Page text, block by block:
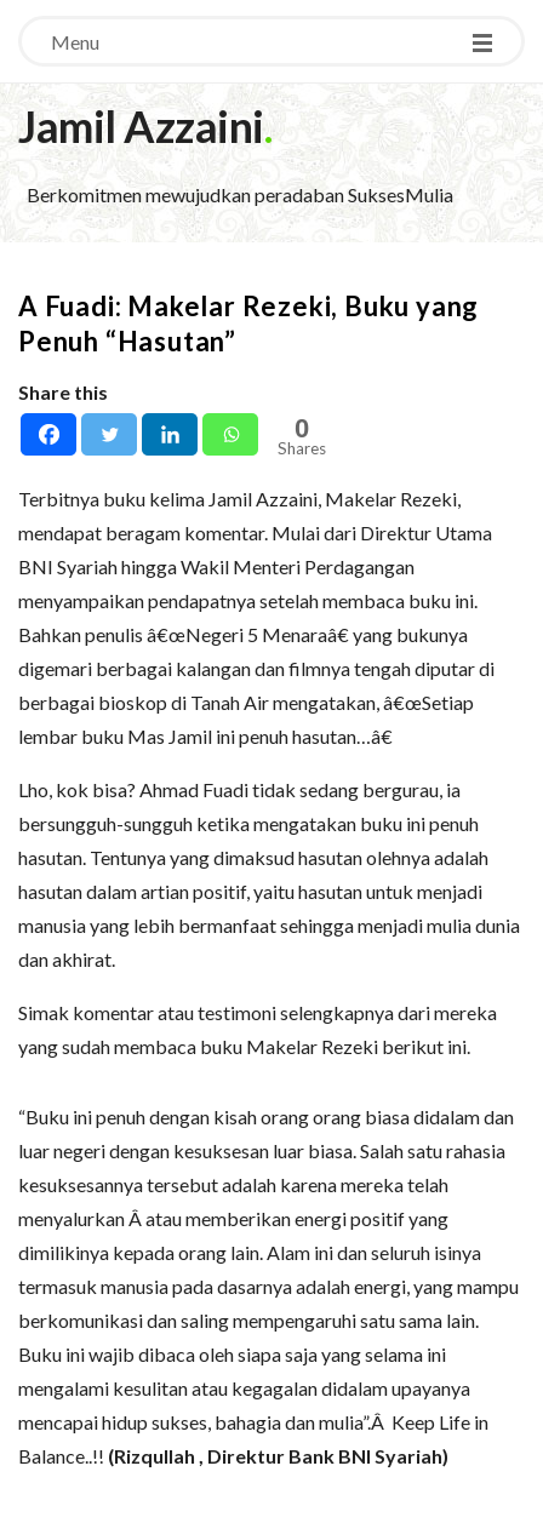
Menu
Jamil Azzaini.
Berkomitmen mewujudkan peradaban SuksesMulia
A Fuadi: Makelar Rezeki, Buku yang
Penuh “Hasutan”
Share this
0
Shares
Terbitnya buku kelima Jamil Azzaini, Makelar Rezeki,
mendapat beragam komentar. Mulai dari Direktur Utama
BNI Syariah hingga Wakil Menteri Perdagangan
menyampaikan pendapatnya setelah membaca buku ini.
Bahkan penulis â€œNegeri 5 Menaraâ€ yang bukunya
digemari berbagai kalangan dan filmnya tengah diputar di
berbagai bioskop di Tanah Air mengatakan, â€œSetiap
lembar buku Mas Jamil ini penuh hasutan…â€
Lho, kok bisa? Ahmad Fuadi tidak sedang bergurau, ia
bersungguh-sungguh ketika mengatakan buku ini penuh
hasutan. Tentunya yang dimaksud hasutan olehnya adalah
hasutan dalam artian positif, yaitu hasutan untuk menjadi
manusia yang lebih bermanfaat sehingga menjadi mulia dunia
dan akhirat.
Simak komentar atau testimoni selengkapnya dari mereka
yang sudah membaca buku Makelar Rezeki berikut ini.
“Buku ini penuh dengan kisah orang orang biasa didalam dan
luar negeri dengan kesuksesan luar biasa. Salah satu rahasia
kesuksesannya tersebut adalah karena mereka telah
menyalurkan Â atau memberikan energi positif yang
dimilikinya kepada orang lain. Alam ini dan seluruh isinya
termasuk manusia pada dasarnya adalah energi, yang mampu
berkomunikasi dan saling mempengaruhi satu sama lain.
Buku ini wajib dibaca oleh siapa saja yang selama ini
mengalami kesulitan atau kegagalan didalam upayanya
mencapai hidup sukses, bahagia dan mulia”.Â Keep Life in
Balance..!! (Rizqullah , Direktur Bank BNI Syariah)